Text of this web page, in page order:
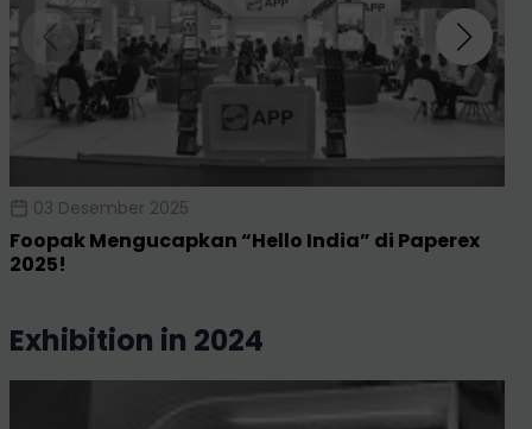
03 Desember 2025
Foopak Mengucapkan “Hello India” di Paperex
2025!
exhibition in 2024